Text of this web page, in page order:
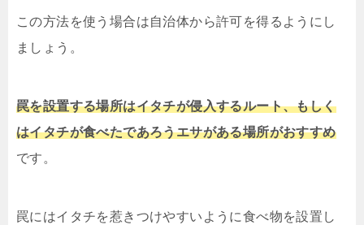
この方法を使う場合は自治体から許可を得るようにし
ましょう。
罠を設置する場所はイタチが侵入するルート、もしく
はイタチが食べたであろうエサがある場所がおすすめ
です。
罠にはイタチを惹きつけやすいように食べ物を設置し